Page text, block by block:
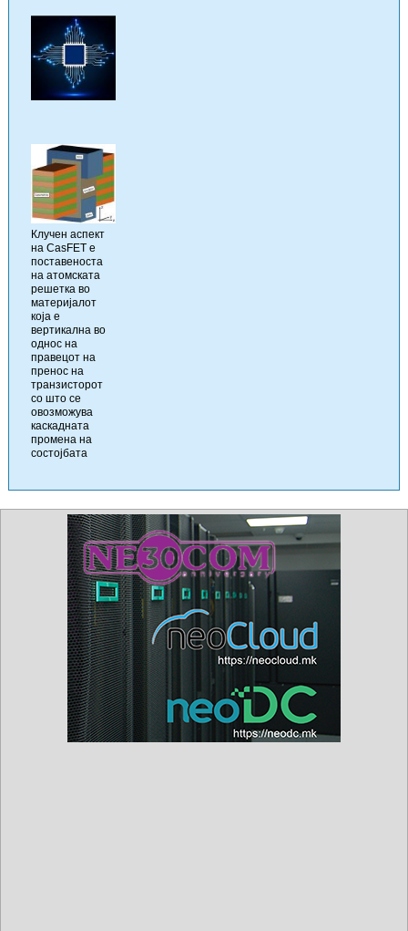
Клучен аспект
на CasFET е
поставеноста
на атомската
решетка во
материјалот
која е
вертикална во
однос на
правецот на
пренос на
транзисторот
со што се
овозможува
каскадната
промена на
состојбата